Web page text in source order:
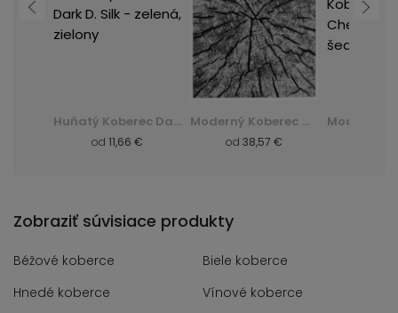
Moderný Koberec Q710A Luxury Pp Esm - biela, biały
od 38,57 €
Moderný Koberec F844B Cheap Pp Crm - šedá, szary
od8,57 €
Zobraziť súvisiace produkty
Béžové koberce
Biele koberce
Hnedé koberce
Vínové koberce